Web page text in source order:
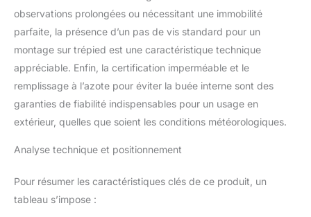
observations prolongées ou nécessitant une immobilité
parfaite, la présence d’un pas de vis standard pour un
montage sur trépied est une caractéristique technique
appréciable. Enfin, la certification imperméable et le
remplissage à l’azote pour éviter la buée interne sont des
garanties de fiabilité indispensables pour un usage en
extérieur, quelles que soient les conditions météorologiques.
Analyse technique et positionnement
Pour résumer les caractéristiques clés de ce produit, un
tableau s’impose :